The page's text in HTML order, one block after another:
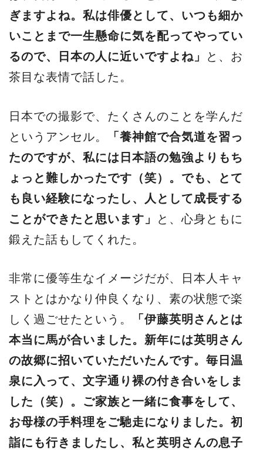
ぎますよね。私は俳優として、いつも細か
いことまで一生懸命に気を配ってやってい
るので、日本の人に近いですよね」
と、お
茶目な表情で話した。
日本での撮影で、たくさんのことを学んだ
というアンセル。
「養神館で合気道を習っ
たのですが、私には日本語の勉強よりもち
ょっと難しかったです（笑）。でも、とて
も良い経験になったし、人として成長する
ことができたと思います」
と、心身ともに
鍛えた話もしてくれた。
非常に優等生なイメージだが、日本人キャ
ストとはかなり仲良くなり、素の状態で楽
しく過ごせたという。
「伊藤英明さんとは
本当に馬が合いました。新年には英明さん
の故郷に招いていただいたんです。毎日温
泉に入って、文字通り裸の付き合いをしま
した（笑）。ご家族と一緒に食事をして、
お母様の手料理をご馳走になりました。初
詣にも行きましたし、私と英明さんの息子